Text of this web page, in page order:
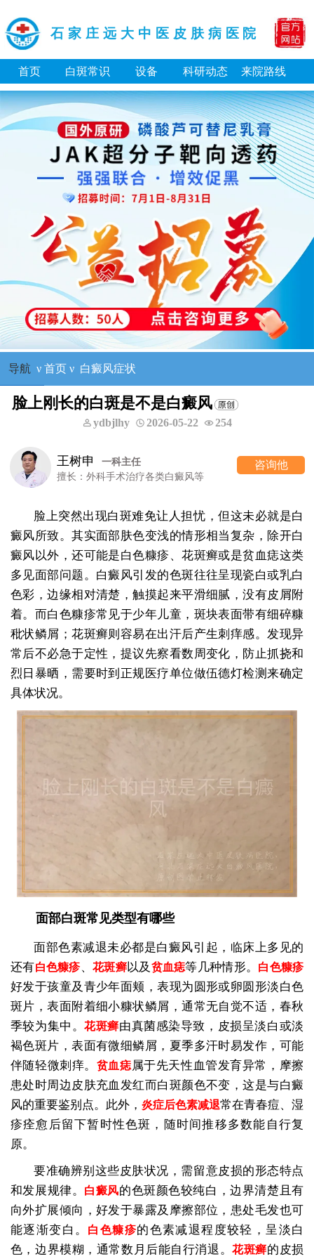
石家庄远大中医皮肤病医院
首页 白斑常识 设备 科研动态 来院路线
导航 ν 首页ν 白癜风症状
脸上刚长的白斑是不是白癜风
ydbjlhy 2026-05-22 254
王树申
一科主任
擅长：外科手术治疗各类白癜风等
咨询他
脸上突然出现白斑难免让人担忧，但这未必就是白
癜风所致。其实面部肤色变浅的情形相当复杂，除开白
癜风以外，还可能是白色糠疹、花斑癣或是贫血痣这类
多见面部问题。白癜风引发的色斑往往呈现瓷白或乳白
色彩，边缘相对清楚，触摸起来平滑细腻，没有皮屑附
着。而白色糠疹常见于少年儿童，斑块表面带有细碎糠
秕状鳞屑；花斑癣则容易在出汗后产生刺痒感。发现异
常后不必急于定性，提议先察看数周变化，防止抓挠和
烈日暴晒，需要时到正规医疗单位做伍德灯检测来确定
具体状况。
面部白斑常见类型有哪些
面部色素减退未必都是白癜风引起，临床上多见的
还有白色糠疹、花斑癣以及 贫血痣等几种情形。 白色糠疹
好发于孩童及青少年面颊，表现为圆形或卵圆形淡白色
斑片，表面附着细小糠状鳞屑，通常无自觉不适，春秋
季较为集中。花斑癣由真菌感染导致，皮损呈淡白或淡
褐色斑片，表面有微细鳞屑，夏季多汗时易发作，可能
伴随轻微刺痒。 贫血痣属于先天性血管发育异常，摩擦
患处时周边皮肤充血发红而白斑颜色不变，这是与白癜
风的重要鉴别点。此外， 炎症后色素减退常在青春痘、湿
疹痊愈后留下暂时性色斑，随时间推移多数能自行复
原。
要准确辨别这些皮肤状况，需留意皮损的形态特点
和发展规律。 白癜风的色斑颜色较纯白，边界清楚且有
向外扩展倾向，好发于暴露及摩擦部位，患处毛发也可
能逐渐变白。 白色糠疹的色素减退程度较轻，呈淡白
色，边界模糊，通常数月后能自行消退。花斑癣的皮损